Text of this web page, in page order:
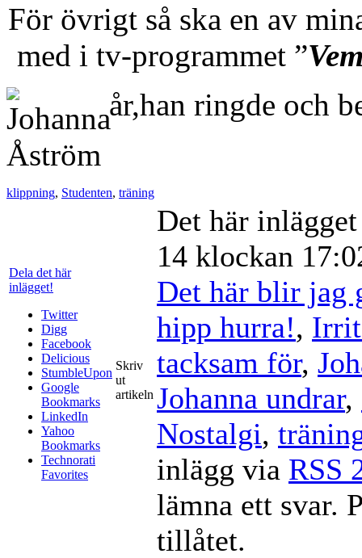
För övrigt så ska en av
med i tv-programmet ”
år,han ringde och
klippning, Studenten, träning
Dela det här
inlägget!
Twitter
Digg
Facebook
Delicious
StumbleUpon
Google
Bookmarks
LinkedIn
Yahoo
Bookmarks
Technorati
Favorites
Skriv
ut
artikeln
Det här
14 klockan
Det här blir jag
hipp hurra!,
tacksam för,
Johanna undrar,
Nostalgi,
inlägg via RSS
lämna ett svar.
tillåtet.